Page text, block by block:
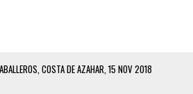
COSTA DE AZAHAR, 15 NOV 2018